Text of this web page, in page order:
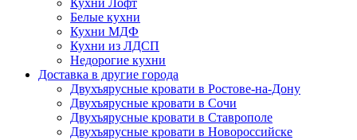
Кухни Лофт
Белые кухни
Кухни МДФ
Кухни из ЛДСП
Недорогие кухни
Доставка в другие города
Двухъярусные кровати в Ростове-на-Дону
Двухъярусные кровати в Сочи
Двухъярусные кровати в Ставрополе
Двухъярусные кровати в Новороссийске